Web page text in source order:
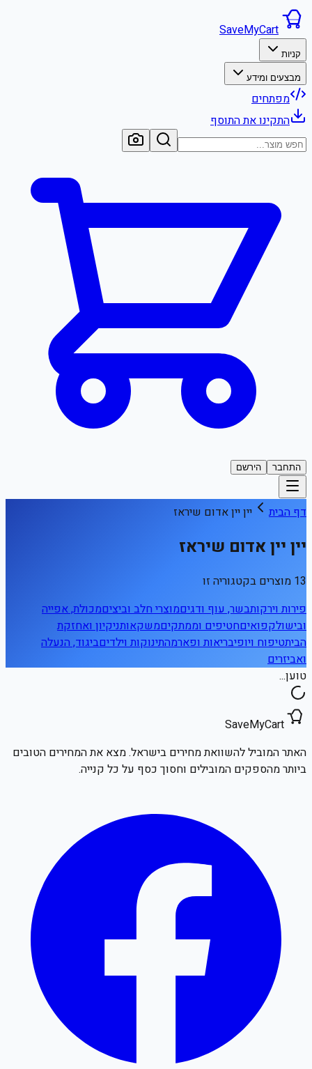
SaveMyCart
קניות
מבצעים ומידע
מפתחים
התקינו את התוסף
התחבר הירשם
דף הבית יין יין אדום שיראז
יין יין אדום שיראז
13 מוצרים בקטגוריה זו
פירות וירקותבשר, עוף ודגיםמוצרי חלב וביציםמכולת, אפייה
ובישולקפואיםחטיפים וממתקיםמשקאותניקיון ואחזקת
הביתטיפוח ויופיבריאות ופארמהתינוקות וילדיםביגוד, הנעלה
ואביזרים
טוען...
SaveMyCart
האתר המוביל להשוואת מחירים בישראל. מצא את המחירים הטובים
ביותר מהספקים המובילים וחסוך כסף על כל קנייה.